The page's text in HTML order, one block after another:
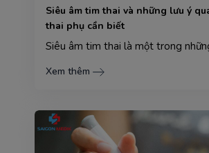
Siêu âm tim thai và những lưu ý
thai phụ cần biết
Xem thêm